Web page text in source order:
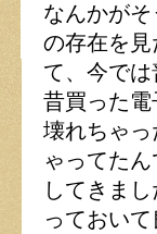
なんかが
の存在を
て、今で
昔買った
壊れちゃ
ゃってた
してきま
っておいて